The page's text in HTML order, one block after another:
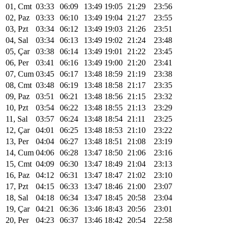
01, Cmt 03:33 06:09 13:49 19:05 21:29
23:56
02, Paz
03:33 06:10 13:49 19:04 21:27
23:55
03, Pzt
03:34 06:12 13:49 19:03 21:26
23:51
04, Sal
03:34 06:13 13:49 19:02 21:24
23:48
05, Çar
03:38 06:14 13:49 19:01 21:22
23:45
06, Per
03:41 06:16 13:49 19:00 21:20
23:41
07, Cum 03:45 06:17 13:48 18:59 21:19
23:38
08, Cmt 03:48 06:19 13:48 18:58 21:17
23:35
09, Paz
03:51 06:21 13:48 18:56 21:15
23:32
10, Pzt
03:54 06:22 13:48 18:55 21:13
23:29
11, Sal
03:57 06:24 13:48 18:54 21:11
23:25
12, Çar
04:01 06:25 13:48 18:53 21:10
23:22
13, Per
04:04 06:27 13:48 18:51 21:08
23:19
14, Cum 04:06 06:28 13:47 18:50 21:06
23:16
15, Cmt 04:09 06:30 13:47 18:49 21:04
23:13
16, Paz
04:12 06:31 13:47 18:47 21:02
23:10
17, Pzt
04:15 06:33 13:47 18:46 21:00
23:07
18, Sal
04:18 06:34 13:47 18:45 20:58
23:04
19, Çar
04:21 06:36 13:46 18:43 20:56
23:01
20, Per
04:23 06:37 13:46 18:42 20:54
22:58